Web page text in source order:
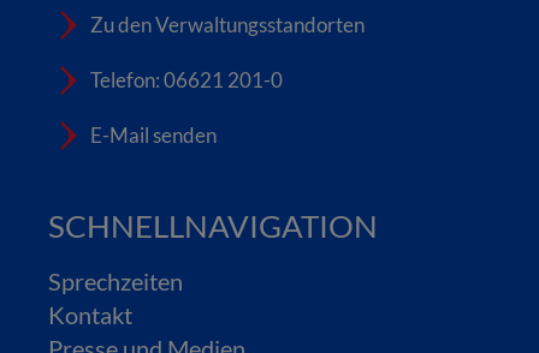
Zu den Verwaltungsstandorten
Telefon: 06621 201-0
E-Mail senden
SCHNELLNAVIGATION
Sprechzeiten
Kontakt